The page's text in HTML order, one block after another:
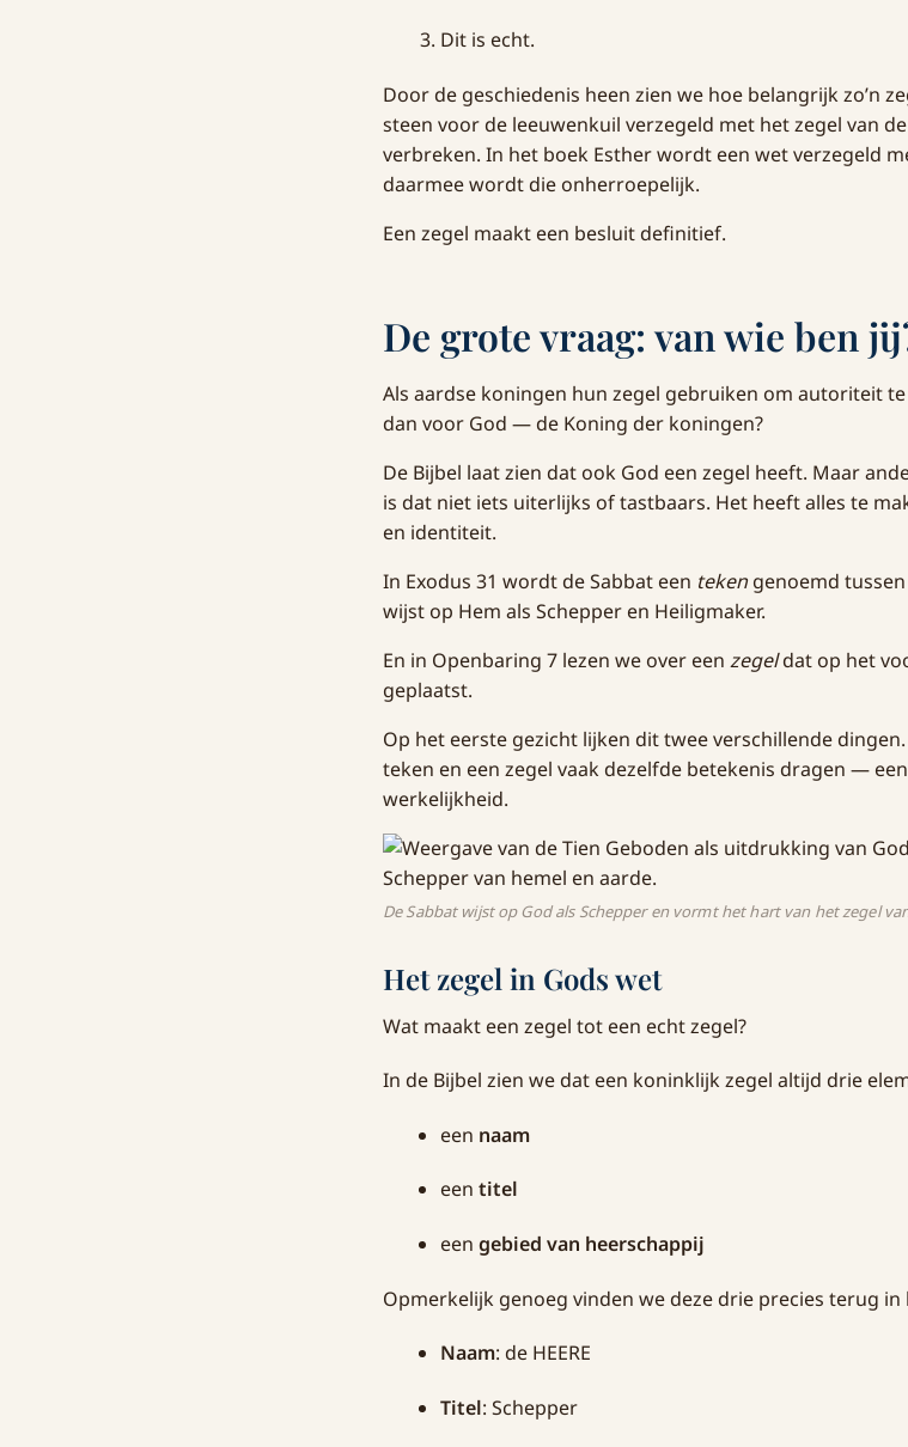
Dit is echt.
Door de geschiedenis heen zien we hoe belangrijk zo’n
steen voor de leeuwenkuil verzegeld met het zegel van
verbreken. In het boek Esther wordt een wet verzegeld
daarmee wordt die onherroepelijk.
Een zegel maakt een besluit definitief.
De grote vraag: van wie ben
Als aardse koningen hun zegel gebruiken om autoriteit
dan voor God — de Koning der koningen?
De Bijbel laat zien dat ook God een zegel heeft. Maar
is dat niet iets uiterlijks of tastbaars. Het heeft alles te
en identiteit.
In Exodus 31 wordt de Sabbat een tekengenoemd tussen
wijst op Hem als Schepper en Heiligmaker.
En in Openbaring 7 lezen we over een zegeldat op het
geplaatst.
Op het eerste gezicht lijken dit twee verschillende
teken en een zegel vaak dezelfde betekenis dragen —
werkelijkheid.
De Sabbat wijst op God als Schepper en vormt het hart van het zegel
Het zegel in Gods wet
Wat maakt een zegel tot een echt zegel?
In de Bijbel zien we dat een koninklijk zegel altijd drie
een naam
een titel
een gebied van heerschappij
Opmerkelijk genoeg vinden we deze drie precies terug in
Naam: de HEERE
Titel: Schepper